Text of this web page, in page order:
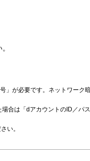
」が必要です。ネットワーク
合は「dアカウントのID／パ
い。